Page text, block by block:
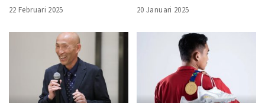
22 Februari 2025 20 Januari 2025